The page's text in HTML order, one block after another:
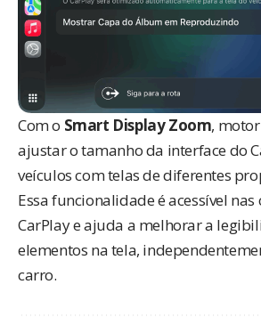
Com o Smart Display Zoom,
ajustar o tamanho da interface do
veículos com telas de diferentes
Essa funcionalidade é acessível
CarPlay e ajuda a melhorar a
elementos na tela,
carro.